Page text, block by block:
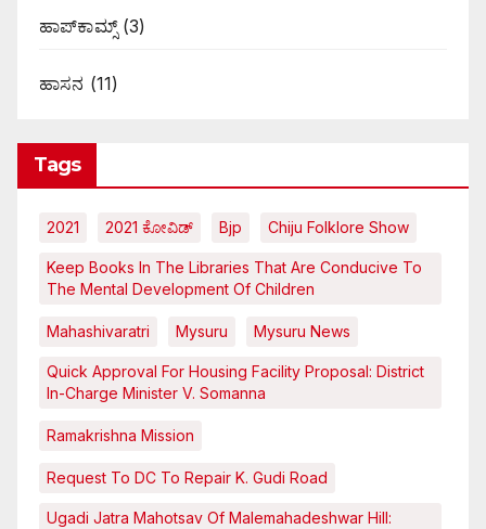
ಹಾಪ್‌ಕಾಮ್ಸ್‌(3)
ಹಾಸನ (11)
Tags
2021 2021 ಕೋವಿಡ್‌ Bjp Chiju Folklore Show
Keep Books In The Libraries That Are Conducive To
The Mental Development Of Children
Mahashivaratri Mysuru Mysuru News
Quick Approval For Housing Facility Proposal: District
In-Charge Minister V. Somanna
Ramakrishna Mission
Request To DC To Repair K. Gudi Road
Ugadi Jatra Mahotsav Of Malemahadeshwar Hill: